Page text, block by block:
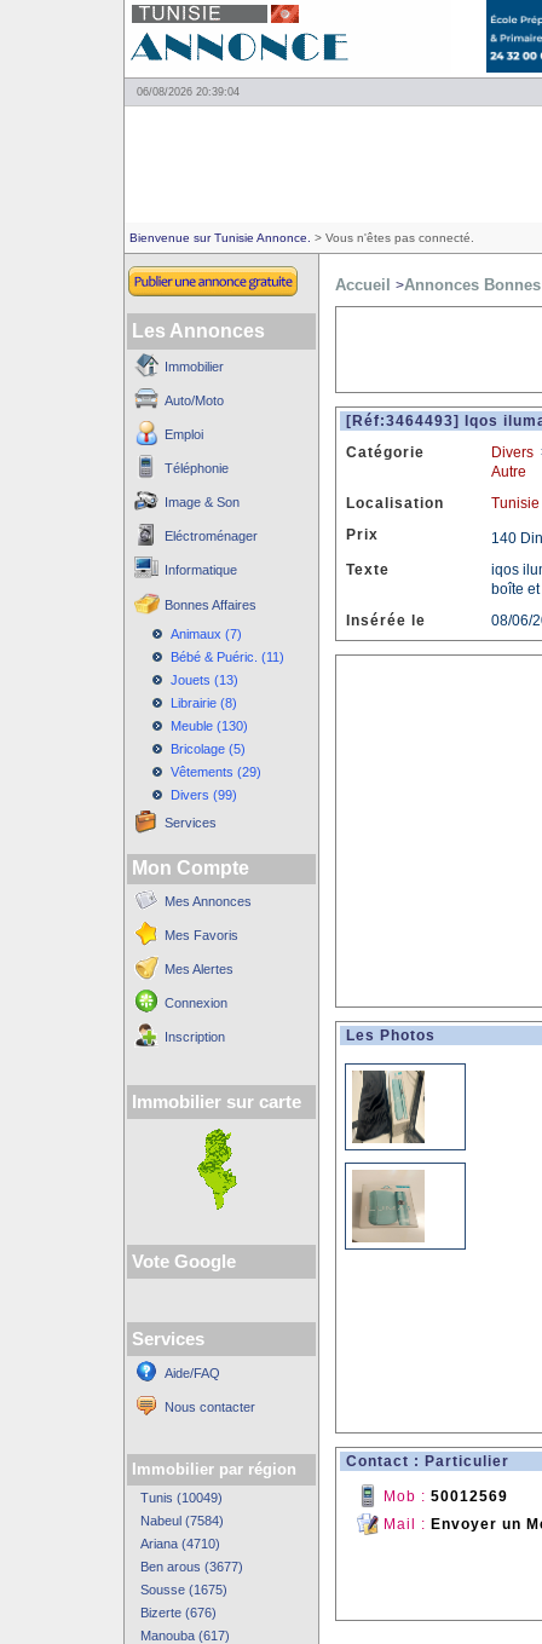
06/08/2026 20:39:04
Bienvenue sur Tunisie Annonce. > Vous n'êtes pas connecté.
Les Annonces
Immobilier
Auto/Moto
Emploi
Téléphonie
Image & Son
Eléctroménager
Informatique
Bonnes Affaires
Animaux (7)
Bébé & Puéric. (11)
Jouets (13)
Librairie (8)
Meuble (130)
Bricolage (5)
Vêtements (29)
Divers (99)
Services
Mon Compte
Mes Annonces
Mes Favoris
Mes Alertes
Connexion
Inscription
Immobilier sur carte
Vote Google
Services
Aide/FAQ
Nous contacter
Immobilier par région
Tunis (10049)
Nabeul (7584)
Ariana (4710)
Ben arous (3677)
Sousse (1675)
Bizerte (676)
Manouba (617)
Accueil >Annonces
[Réf:3464493] Iqos
Catégorie
Divers
Autre
Localisation
Tunisie
Prix
140
Texte
iqos
boîte
Insérée le
08/06/
Les Photos
Contact : Particulier
Mob : 50012569
Mail : Envoyer un